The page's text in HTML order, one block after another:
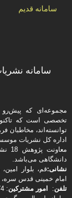
سامانه قدیم
سامانه
مجموعه‌ای که
تخصصی است که
توانسته‌اند، مخاطبان
اداره كل نشریات
دانشگاهی می‌باشد.
نشانی:قم، بلوار
امام خمینی قدس
تلفن: امور مشتركین: 32113474